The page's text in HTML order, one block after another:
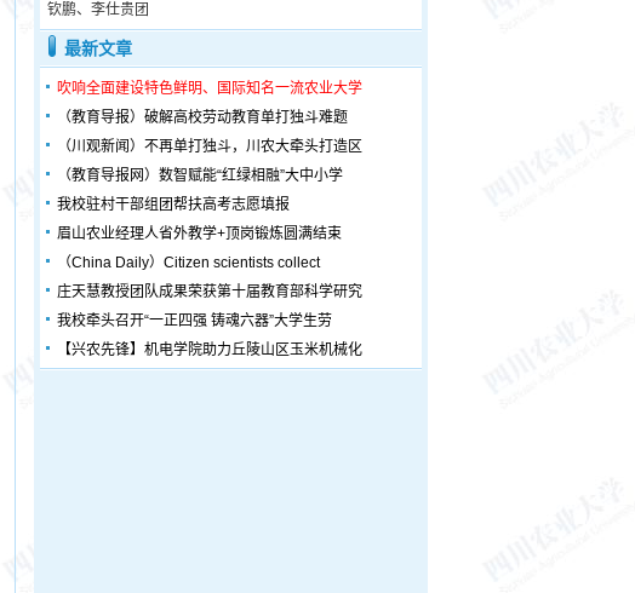
钦鹏、李仕贵团
最新文章
吹响全面建设特色鲜明、国际知名一流农业大学
（教育导报）破解高校劳动教育单打独斗难题
（川观新闻）不再单打独斗，川农大牵头打造区
（教育导报网）数智赋能“红绿相融”大中小学
我校驻村干部组团帮扶高考志愿填报
眉山农业经理人省外教学+顶岗锻炼圆满结束
（China Daily）Citizen scientists collect
庄天慧教授团队成果荣获第十届教育部科学研究
我校牵头召开“一正四强 铸魂六器”大学生劳
【兴农先锋】机电学院助力丘陵山区玉米机械化